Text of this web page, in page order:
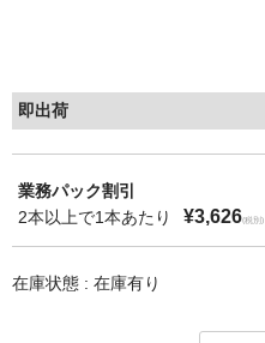
対応プリンターメーカー
なぜ業務用を選ぶべき？
サイトマップ
即出荷
業務パック割引
2本以上で1本あたり
¥3,626(税別)
在庫状態 : 在庫有り